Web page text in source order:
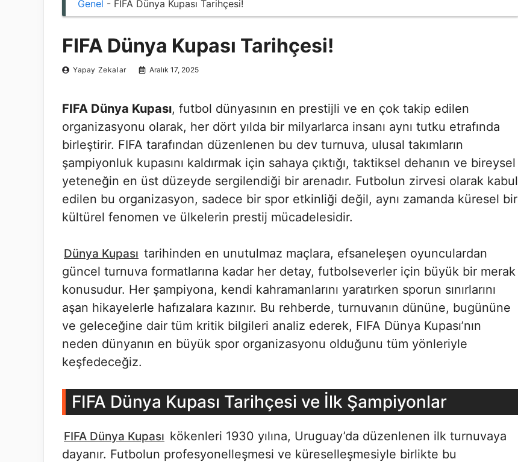
Genel - FIFA Dünya Kupası Tarihçesi!
FIFA Dünya Kupası Tarihçesi!
Yapay Zekalar Aralık 17, 2025
FIFA Dünya Kupası, futbol dünyasının en prestijli ve en çok takip edilen
organizasyonu olarak, her dört yılda bir milyarlarca insanı aynı tutku etrafında
birleştirir. FIFA tarafından düzenlenen bu dev turnuva, ulusal takımların
şampiyonluk kupasını kaldırmak için sahaya çıktığı, taktiksel dehanın ve bireysel
yeteneğin en üst düzeyde sergilendiği bir arenadır. Futbolun zirvesi olarak kabul
edilen bu organizasyon, sadece bir spor etkinliği değil, aynı zamanda küresel bir
kültürel fenomen ve ülkelerin prestij mücadelesidir.
Dünya Kupası tarihinden en unutulmaz maçlara, efsaneleşen oyunculardan
güncel turnuva formatlarına kadar her detay, futbolseverler için büyük bir merak
konusudur. Her şampiyona, kendi kahramanlarını yaratırken sporun sınırlarını
aşan hikayelerle hafızalara kazınır. Bu rehberde, turnuvanın dününe, bugününe
ve geleceğine dair tüm kritik bilgileri analiz ederek, FIFA Dünya Kupası’nın
neden dünyanın en büyük spor organizasyonu olduğunu tüm yönleriyle
keşfedeceğiz.
FIFA Dünya Kupası Tarihçesi ve İlk Şampiyonlar
FIFA Dünya Kupası kökenleri 1930 yılına, Uruguay’da düzenlenen ilk turnuvaya
dayanır. Futbolun profesyonelleşmesi ve küreselleşmesiyle birlikte bu